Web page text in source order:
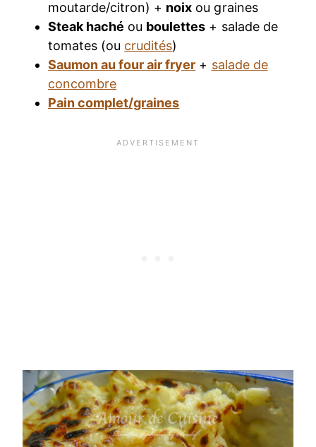
moutarde/citron) + noix ou graines
Steak haché ou boulettes + salade de
tomates (ou crudités)
Saumon au four air fryer + salade de
concombre
Pain complet/graines